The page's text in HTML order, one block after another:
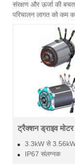
संरक्षण और ऊर्जा की
परिचालन लागत को कम
ट्रैक्शन ड्राइव मोटर
3.3kW से
IP67 संलग्नक